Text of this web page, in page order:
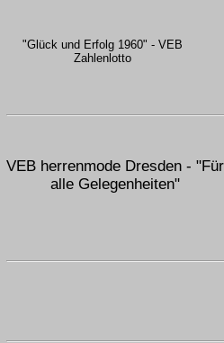
"Glück und Erfolg 1960" - VEB
Zahlenlotto
VEB herrenmode Dresden - "Für
alle Gelegenheiten"